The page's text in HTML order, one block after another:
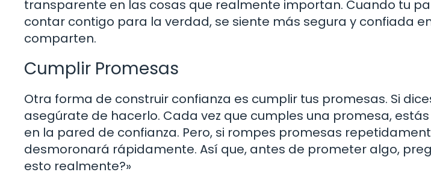
transparente en las cosas que realmente importan. Cuando tu
contar contigo para la verdad, se siente más segura y confiada
comparten.
Cumplir Promesas
Otra forma de construir confianza es cumplir tus promesas. Si
asegúrate de hacerlo. Cada vez que cumples una promesa,
en la pared de confianza. Pero, si rompes promesas
desmoronará rápidamente. Así que, antes de prometer algo,
esto realmente?»